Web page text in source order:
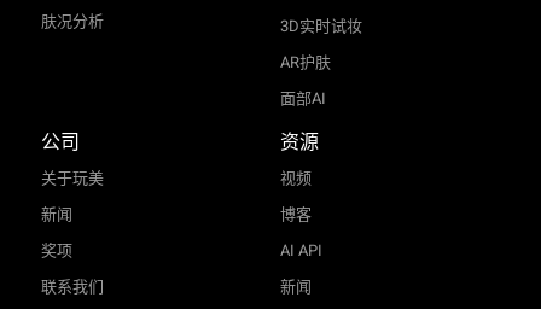
肤况分析
3D实时试妆
AR护肤
面部AI
公司
关于玩美
新闻
奖项
联系我们
资源
视频
博客
AI API
新闻